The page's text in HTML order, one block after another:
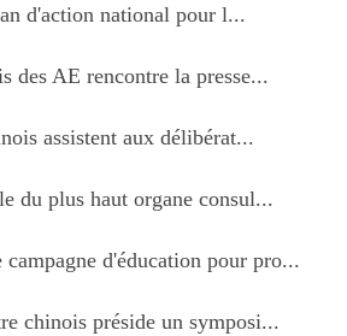
d'action national pour l...
des AE rencontre la presse...
assistent aux délibérat...
du plus haut organe consul...
d'éducation pour pro...
chinois préside un symposi...